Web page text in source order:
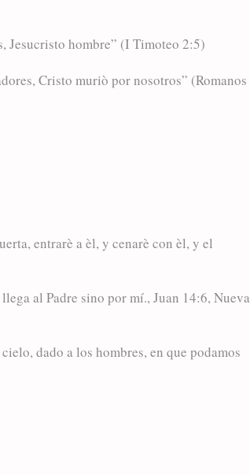
Jesucristo hombre” (I Timoteo 2:5)
Cristo muriò por nosotros” (Romanos
entrarè a èl, y cenarè con èl, y el
al Padre sino por mí., Juan 14:6, Nueva
dado a los hombres, en que podamos